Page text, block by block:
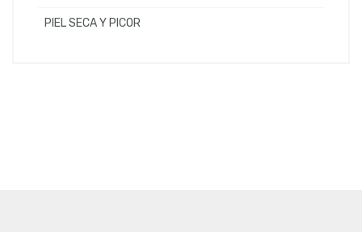
PIEL SECA Y PICOR